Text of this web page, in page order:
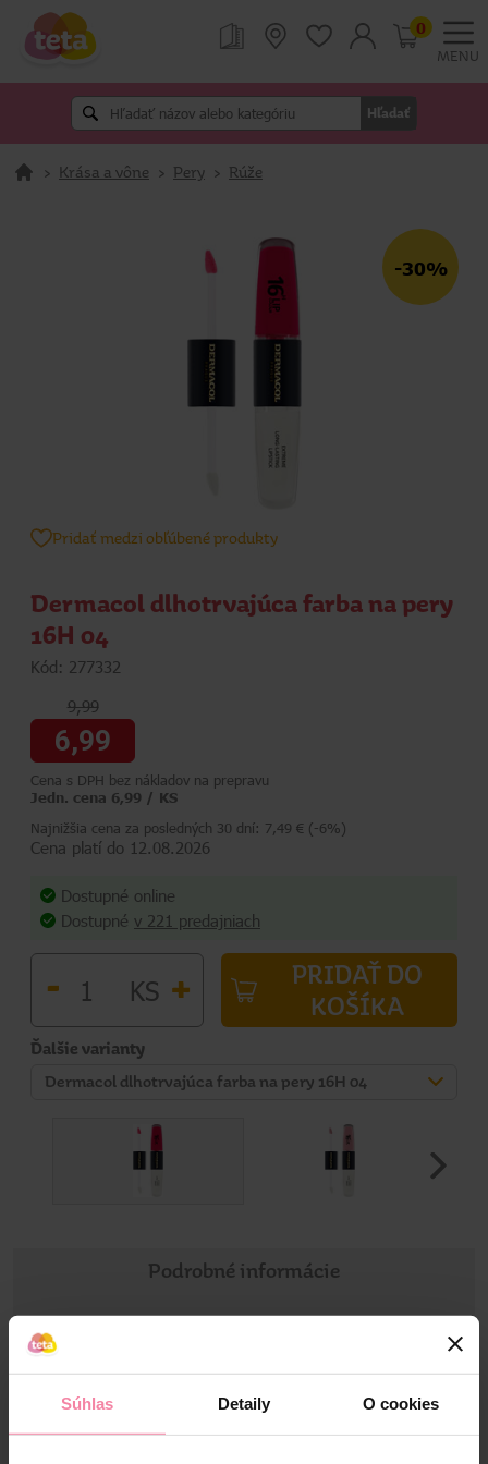
Súhlas Detaily O cookies
MENU
Hľadať
0
> Krása a vône > Pery > Rúže
-30%
Pridať medzi obľúbené produkty
Dermacol dlhotrvajúca farba na pery
16H 04
Kód: 277332
9,99
6,99
Cena s DPH bez nákladov na prepravu
Jedn. cena 6,99 / KS
Najnižšia cena za posledných 30 dní: 7,49 € (-6%)
Cena platí do 12.08.2026
Dostupné online
Dostupné v 221 predajniach
- KS +
PRIDAŤ DO
KOŠÍKA
Ďalšie varianty
Dermacol dlhotrvajúca farba na pery 16H 04
Podrobné informácie
Informácie o výrobku
16H dlhotrvajúca farba na pery a lesk 2 v 1. Nádherná
intenzívna a krycia farba tohto tekutého dlhotrvajúceho
rúžu vytvára bezchybný vzhľad pier po celý deň! Prelomová